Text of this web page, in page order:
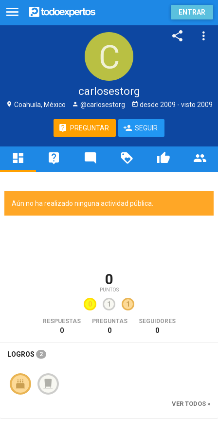
ENTRAR
carlosestorg
Coahuila, México @carlosestorg desde 2009 - visto 2009
PREGUNTAR SEGUIR
Aún no ha realizado ninguna actividad pública.
0
PUNTOS
0 1 1
RESPUESTAS
0
PREGUNTAS
0
SEGUIDORES
0
LOGROS 2
VER TODOS »